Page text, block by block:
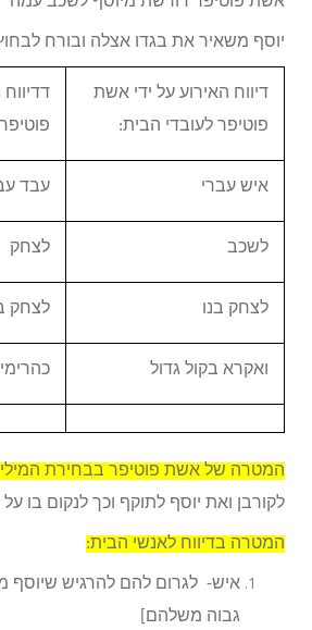
יוסף משאיר את בגדו אצלה ובורח
דיווח האירוע על ידי אשת
פוטיפר לעובדי הבית:
איש עברי עבד
לשכב לצחק
לצחק בנו לצחק
ואקרא בקול גדול כהרימי
המטרה של אשת פוטיפר בבחירת
לקורבן ואת יוסף לתוקף וכך לנקום בו
המטרה בדיווח לאנשי הבית:
איש- לגרום להם להרגיש שיוסף
גבוה משלהם]